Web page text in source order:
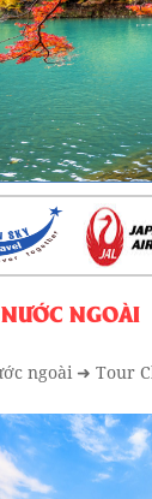
NGOÀI
ngoài➜ Tour